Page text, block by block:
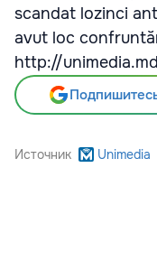
scandat lozinci
avut loc
http://
Источник Unimedia